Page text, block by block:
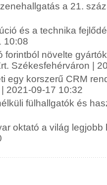
a 21.
és a technika
10:08
forintból növelte
Székesfehérváron |
egy korszerű CRM
2021-09-17 10:32
fülhallgatók és
oktató a világ